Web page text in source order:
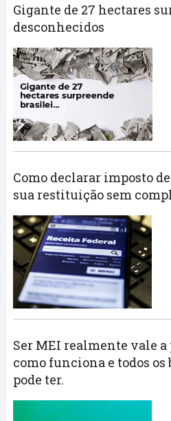
Gigante de 27 hectares
desconhecidos
Como declarar imposto
sua restituição sem
Ser MEI realmente vale a
como funciona e todos
pode ter.